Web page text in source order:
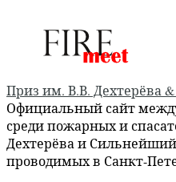
Приз им. В.В.
Официальный сайт
среди пожарных и
Дехтерёва и
проводимых в Санкт-